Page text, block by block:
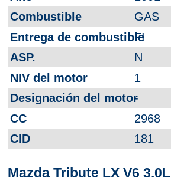
GAS
FI
N
1
-
2968
181
Mazda Tribute LX V6 3.0L